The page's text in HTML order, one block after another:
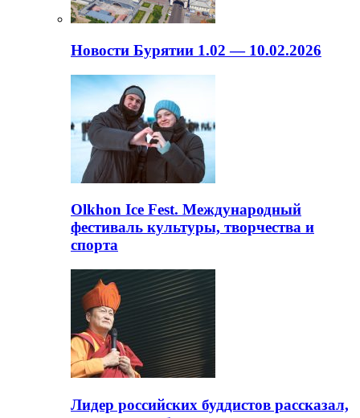
Новости Бурятии 1.02 — 10.02.2026
Olkhon Ice Fest. Международный
фестиваль культуры, творчества и
спорта
Лидер российских буддистов рассказал,